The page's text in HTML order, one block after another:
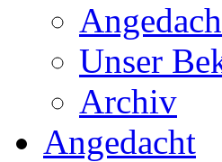
Unser
Archiv
Angedacht